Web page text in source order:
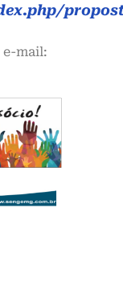
e-mail: